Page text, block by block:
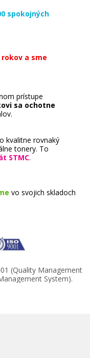
spokojných
a sme
prístupe
sa ochotne
kvalitne rovnaký
tonery. To
STMC.
vo svojich skladoch
(Quality Management
System).